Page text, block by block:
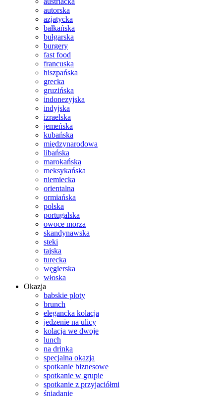
autorska
azjatycka
bałkańska
bułgarska
burgery
fast food
francuska
hiszpańska
grecka
gruzińska
indonezyjska
indyjska
izraelska
jemeńska
kubańska
międzynarodowa
libańska
marokańska
meksykańska
niemiecka
orientalna
ormiańska
polska
portugalska
owoce morza
skandynawska
steki
tajska
turecka
węgierska
włoska
Okazja
babskie ploty
brunch
elegancka kolacja
jedzenie na ulicy
kolacja we dwoje
lunch
na drinka
specjalna okazja
spotkanie biznesowe
spotkanie w grupie
spotkanie z przyjaciółmi
śniadanie